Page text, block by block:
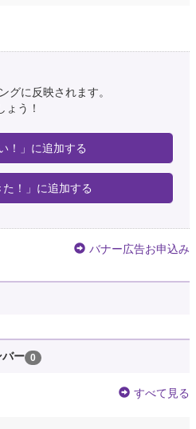
グに反映されます。
う！
！」に追加する
た！」に追加する
バナー広告お申込み
バー 0
すべて見る